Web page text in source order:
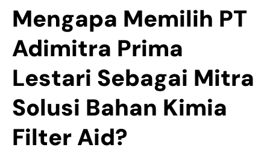
Mengapa Memilih PT
Adimitra Prima
Lestari Sebagai Mitra
Solusi Bahan Kimia
Filter Aid?